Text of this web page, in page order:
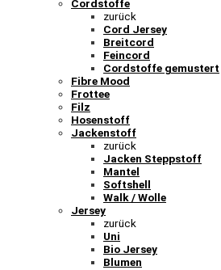
Cordstoffe
zurück
Cord Jersey
Breitcord
Feincord
Cordstoffe gemustert
Fibre Mood
Frottee
Filz
Hosenstoff
Jackenstoff
zurück
Jacken Steppstoff
Mantel
Softshell
Walk / Wolle
Jersey
zurück
Uni
Bio Jersey
Blumen